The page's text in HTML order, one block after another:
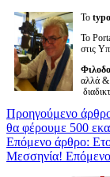
Το
Το
στις
αλλά &
Προηγούμενο
θα φέρουμε 500
Επόμενο άρθρο:
Μεσσηνία! Επόμενο